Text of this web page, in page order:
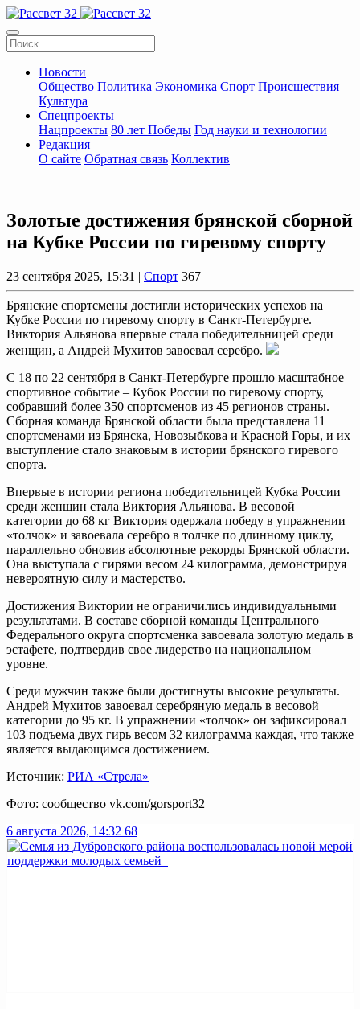
Новости
Общество Политика Экономика Спорт Происшествия
Культура
Спецпроекты
Нацпроекты 80 лет Победы Год науки и технологии
Редакция
О сайте Обратная связь Коллектив
Золотые достижения брянской сборной
на Кубке России по гиревому спорту
23 сентября 2025, 15:31 | Спорт 367
Брянские спортсмены достигли исторических успехов на
Кубке России по гиревому спорту в Санкт-Петербурге.
Виктория Альянова впервые стала победительницей среди
женщин, а Андрей Мухитов завоевал серебро.
С 18 по 22 сентября в Санкт-Петербурге прошло масштабное
спортивное событие – Кубок России по гиревому спорту,
собравший более 350 спортсменов из 45 регионов страны.
Сборная команда Брянской области была представлена 11
спортсменами из Брянска, Новозыбкова и Красной Горы, и их
выступление стало знаковым в истории брянского гиревого
спорта.
Впервые в истории региона победительницей Кубка России
среди женщин стала Виктория Альянова. В весовой
категории до 68 кг Виктория одержала победу в упражнении
«толчок» и завоевала серебро в толчке по длинному циклу,
параллельно обновив абсолютные рекорды Брянской области.
Она выступала с гирями весом 24 килограмма, демонстрируя
невероятную силу и мастерство.
Достижения Виктории не ограничились индивидуальными
результатами. В составе сборной команды Центрального
Федерального округа спортсменка завоевала золотую медаль в
эстафете, подтвердив свое лидерство на национальном
уровне.
Среди мужчин также были достигнуты высокие результаты.
Андрей Мухитов завоевал серебряную медаль в весовой
категории до 95 кг. В упражнении «толчок» он зафиксировал
103 подъема двух гирь весом 32 килограмма каждая, что также
является выдающимся достижением.
Источник: РИА «Стрела»
Фото: сообщество vk.com/gorsport32
6 августа 2026, 14:32 68